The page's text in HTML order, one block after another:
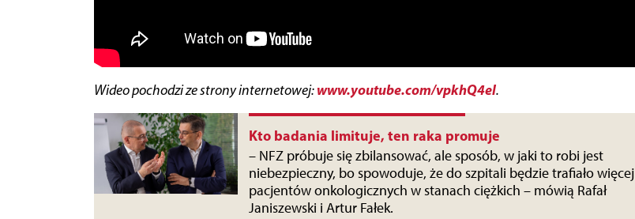
Wideo pochodzi ze strony internetowej:www.youtube.com/vpkhQ4eI.
Kto badania limituje, ten raka promuje
– NFZ próbuje się zbilansować, ale sposób, w jaki to robi jest
niebezpieczny, bo spowoduje, że do szpitali będzie trafiało więcej
pacjentów onkologicznych w stanach ciężkich – mówią Rafał
Janiszewski i Artur Fałek.